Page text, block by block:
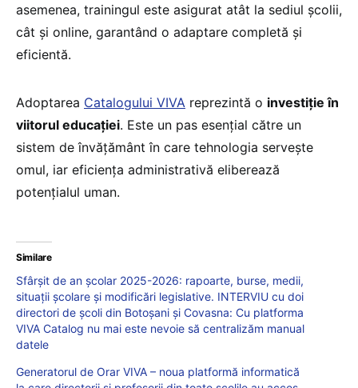
asemenea, trainingul este asigurat atât la sediul școlii,
cât și online, garantând o adaptare completă și
eficientă.
Adoptarea Catalogului VIVA reprezintă o investiție în
viitorul educației. Este un pas esențial către un
sistem de învățământ în care tehnologia servește
omul, iar eficiența administrativă eliberează
potențialul uman.
Similare
Sfârșit de an școlar 2025-2026: rapoarte, burse, medii,
situații școlare și modificări legislative. INTERVIU cu doi
directori de școli din Botoșani și Covasna: Cu platforma
VIVA Catalog nu mai este nevoie să centralizăm manual
datele
Generatorul de Orar VIVA – noua platformă informatică